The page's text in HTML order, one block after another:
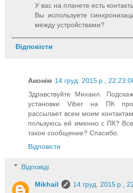
У вас на планете есть
Вы используете
между устройствами?
Відповісти
Анонім 14 груд. 2015 р.,
Здравствуйте Михаил.
установки Viber на ПК
рассылает всем моим
пользуюсь ей именно с ПК?
такое сообщение? Спасибо.
Відповісти
Відповіді
Mikhail
14 груд. 2015 р.,